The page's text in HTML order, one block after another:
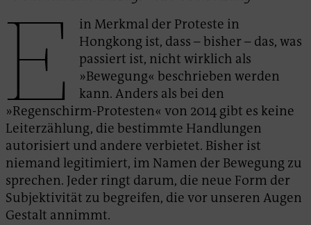
E
in Merkmal der Proteste in
Hongkong ist, dass – bisher – das, was
passiert ist, nicht wirklich als
»Bewegung« beschrieben werden
kann. Anders als bei den
»Regenschirm-Protesten« von 2014 gibt es keine
Leiterzählung, die bestimmte Handlungen
autorisiert und andere verbietet. Bisher ist
niemand legitimiert, im Namen der Bewegung zu
sprechen. Jeder ringt darum, die neue Form der
Subjektivität zu begreifen, die vor unseren Augen
Gestalt annimmt.